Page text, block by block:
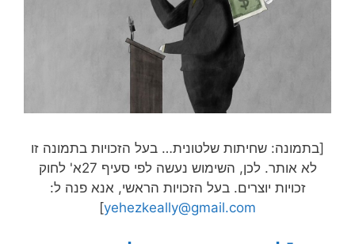
[בתמונה: שחיתות שלטונית… בעל הזכויות בתמונה זו
לא אותר. לכן, השימוש נעשה לפי סעיף 27א' לחוק
זכויות יוצרים. בעל הזכויות הראשי, אנא פנה ל:
yehezkeally@gmail.com
]